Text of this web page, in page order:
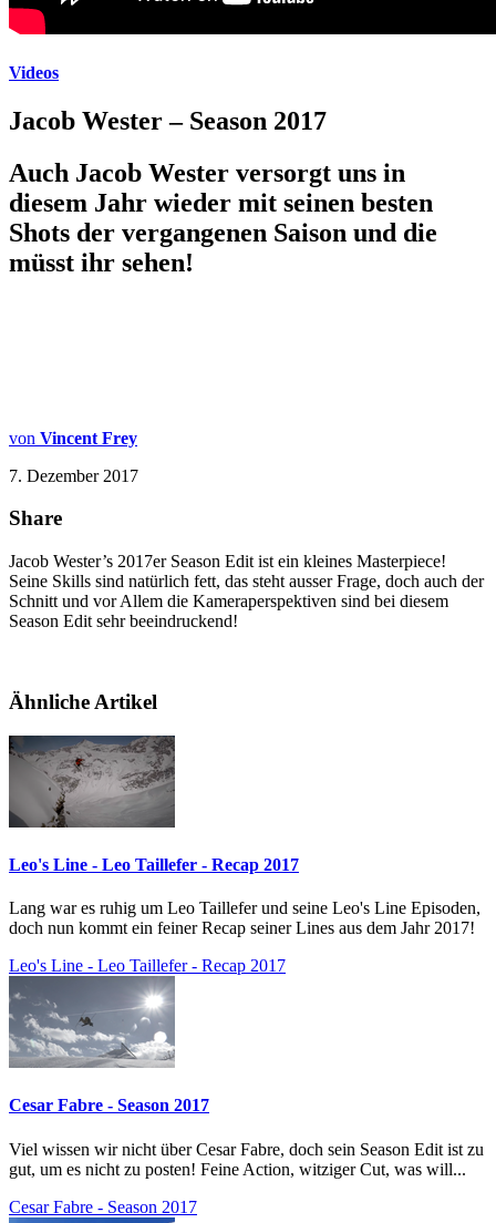
Videos
Jacob Wester – Season 2017
Auch Jacob Wester versorgt uns in
diesem Jahr wieder mit seinen besten
Shots der vergangenen Saison und die
müsst ihr sehen!
von Vincent Frey
7. Dezember 2017
Share
Jacob Wester’s 2017er Season Edit ist ein kleines Masterpiece!
Seine Skills sind natürlich fett, das steht ausser Frage, doch auch der
Schnitt und vor Allem die Kameraperspektiven sind bei diesem
Season Edit sehr beeindruckend!
Ähnliche Artikel
Leo's Line - Leo Taillefer - Recap 2017
Lang war es ruhig um Leo Taillefer und seine Leo's Line Episoden,
doch nun kommt ein feiner Recap seiner Lines aus dem Jahr 2017!
Leo's Line - Leo Taillefer - Recap 2017
Cesar Fabre - Season 2017
Viel wissen wir nicht über Cesar Fabre, doch sein Season Edit ist zu
gut, um es nicht zu posten! Feine Action, witziger Cut, was will...
Cesar Fabre - Season 2017